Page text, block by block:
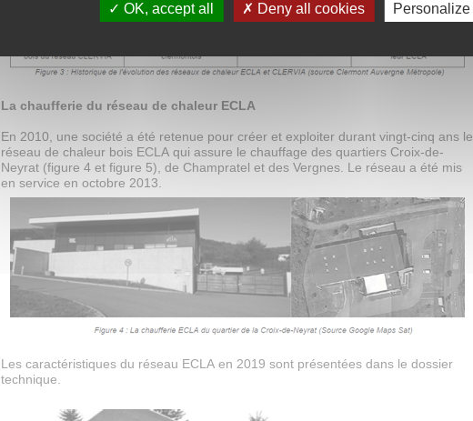
La chaufferie du réseau de chaleur ECLA
En 2010, une société a été retenue pour créer et exploiter durant vingt-cinq ans le
réseau de chaleur bois ECLA qui assure le chauffage des quartiers Croix-de-
Neyrat (figure 4 et figure 5), de Champratel et des Vergnes. Le réseau a été mis
en service en octobre 2013.
Les caractéristiques du réseau ECLA en 2019 sont présentées dans le dossier
technique.
OK, accept all Deny all cookies Personalize